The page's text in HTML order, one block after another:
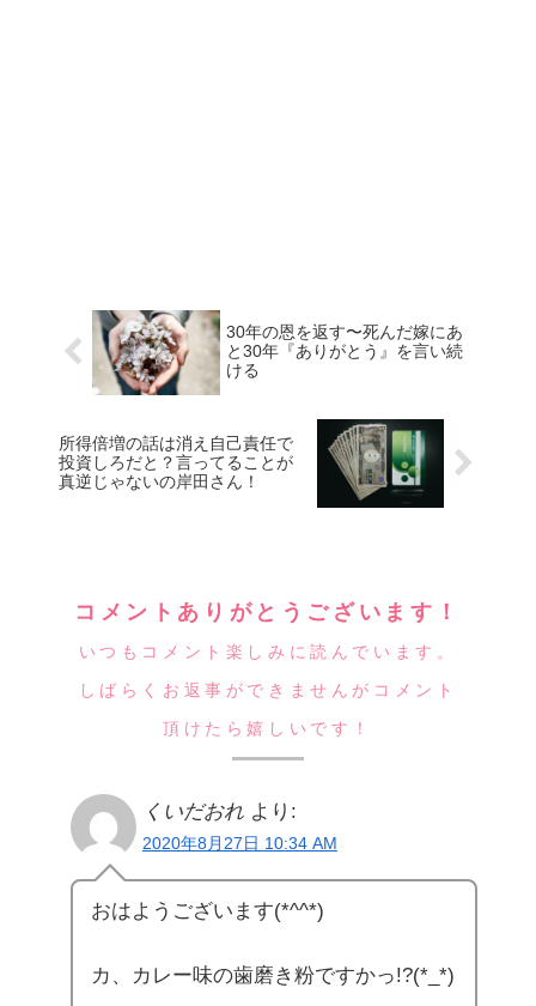
30年の恩を返す〜死んだ嫁にあ
と30年『ありがとう』を言い続
ける
所得倍増の話は消え自己責任で
投資しろだと？言ってることが
真逆じゃないの岸田さん！
コメントありがとうございます！
いつもコメント楽しみに読んでいます。
しばらくお返事ができませんがコメント
頂けたら嬉しいです！
くいだおれ より:
2020年8月27日 10:34 AM
おはようございます(*^^*)
カ、カレー味の歯磨き粉ですかっ!?(*_*)